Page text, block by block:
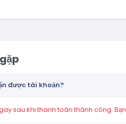
được tài khoản?
sau khi thanh toán thành công.